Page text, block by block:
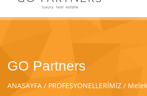
GO Partners
ANASAYFA PROFESYONELLERİMİZ